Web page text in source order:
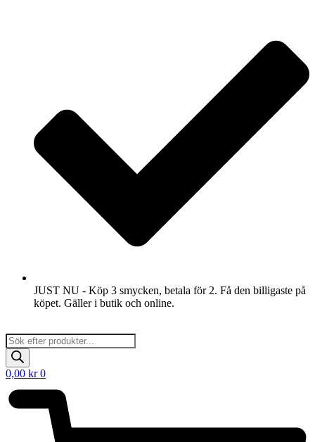
JUST NU - Köp 3 smycken, betala för 2. Få den billigaste på
köpet. Gäller i butik och online.
Products
search
0,00 kr 0